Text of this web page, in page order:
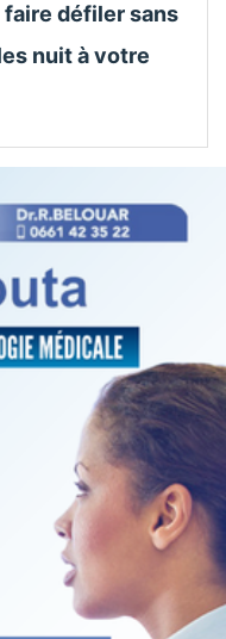
défiler sans
nuit à votre